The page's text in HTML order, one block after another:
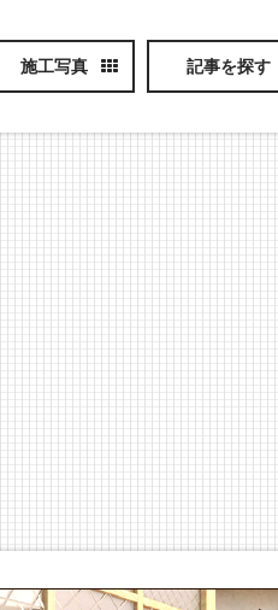
施工写真 記事を探す